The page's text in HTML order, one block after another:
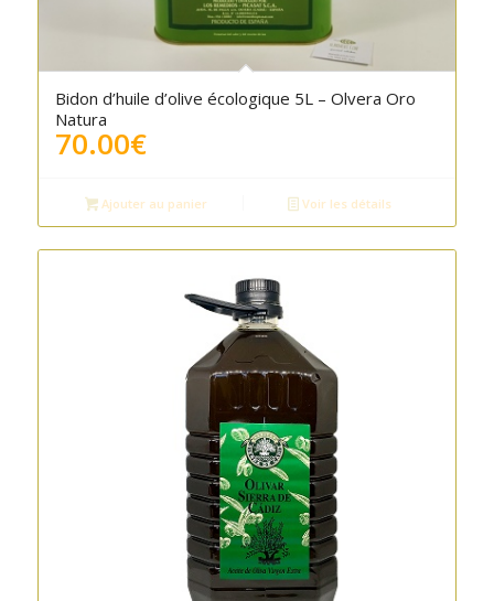
Bidon d’huile d’olive écologique 5L – Olvera Oro
Natura
70.00€
Ajouter au panier Voir les détails